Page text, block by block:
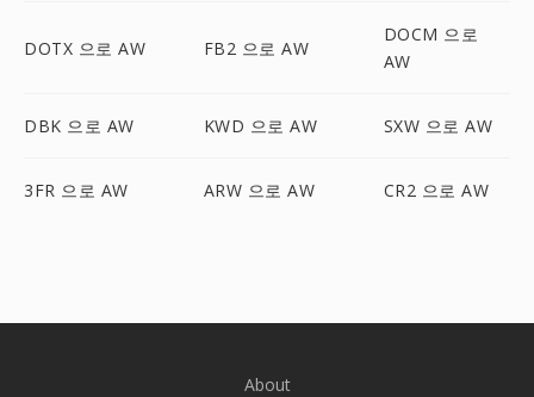
DOTX 으로 AW FB2 으로 AW
DOCM 으로
AW
DBK 으로 AW KWD 으로 AW SXW 으로 AW
3FR 으로 AW ARW 으로 AW CR2 으로 AW
About